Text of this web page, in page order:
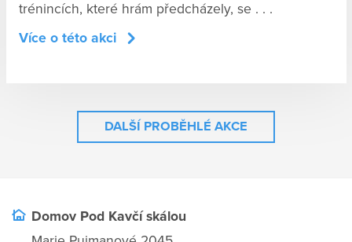
trénincích, které hrám předcházely, se . . .
Více o této akci
DALŠÍ PROBĚHLÉ AKCE
Domov Pod Kavčí skálou